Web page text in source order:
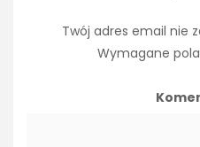
Twój adres email nie
Wymagane